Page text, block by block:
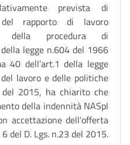
prevista di
del rapporto di lavoro
della procedura di
legge n.604 del 1966
40 dell’art.1 della legge
lavoro e delle politiche
2015, ha chiarito che
della indennità NASpI
accettazione dell'offerta
del D. Lgs. n.23 del 2015.